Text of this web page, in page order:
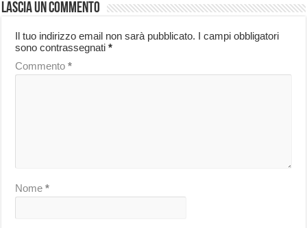
Lascia un commento
Il tuo indirizzo email non sarà pubblicato. I campi obbligatori
sono contrassegnati*
Commento*
Nome*